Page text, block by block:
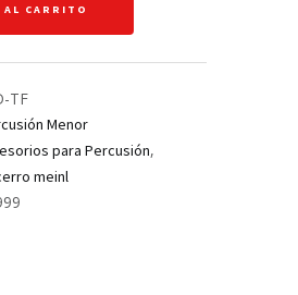
CARRITO
TF
Menor
para Percusión,
meinl